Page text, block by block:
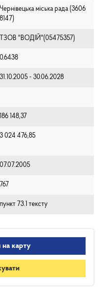
Чернівецька міська рада (⁨3606
8147⁩)
ТЗОВ "ВОДІЙ"(05475357)
0.6438
31.10.2005 - 30.06.2028
186 148,37
3 024 476,85
07.07.2005
767
пункт 73.1 тексту
на карту